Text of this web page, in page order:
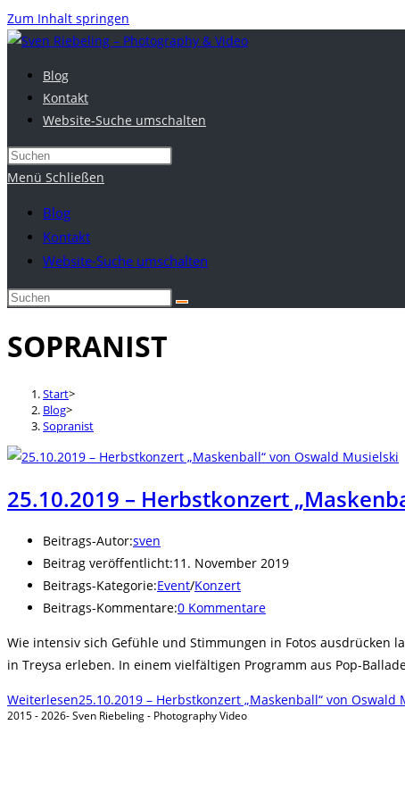
Zum Inhalt springen
Blog
Kontakt
Website-Suche umschalten
Menü Schließen
Blog
Kontakt
Website-Suche umschalten
SOPRANIST
Start>
Blog>
Sopranist
25.10.2019 – Herbstkonzert
Beitrags-Autor:sven
Beitrag veröffentlicht:11. November 2019
Beitrags-Kategorie:Event/Konzert
Beitrags-Kommentare:0 Kommentare
Wie intensiv sich Gefühle und Stimmungen in Fotos ausdrücken
in Treysa erleben. In einem vielfältigen Programm aus Pop-
Weiterlesen25.10.2019 – Herbstkonzert „Maskenball“ von Oswald
2015 - 2026- Sven Riebeling - Photography Video